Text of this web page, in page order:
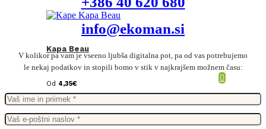
Kapa Beau
Od 4,35€
info@ekoman.si
V kolikor pa vam je vseeno ljubša digitalna pot, pa od vas potrebujemo
le nekaj podatkov in stopili bomo v stik v najkrajšem možnem času: